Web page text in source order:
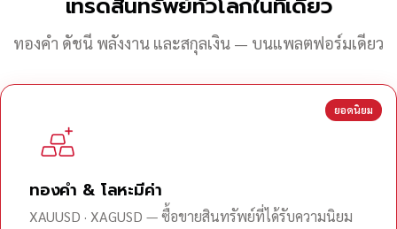
ทองคำ ดัชนี พลังงาน และสกุลเงิน — บนแพลตฟอร์มเดียว
ยอดนิยม
ทองคำ & โลหะมีค่า
XAUUSD · XAGUSD — ซื้อขายสินทรัพย์ที่ได้รับความนิยม